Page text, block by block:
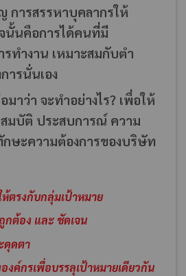
การสรรหาบุคลากรให้
นั้นคือการได้คนที่มี
ทำงาน เหมาะสมกับตำ
ารนั่นเอง
มาว่า จะทำอย่างไร? เพื่อให้
มบัติ ประสบการณ์ ความ
กษะความต้องการของบริษัท
ตรงกับกลุ่มเป้าหมาย
ต้อง และ ชัดเจน
ดุดตา
งค์กรเพื่อบรรลุเป้าหมายเดียวกัน